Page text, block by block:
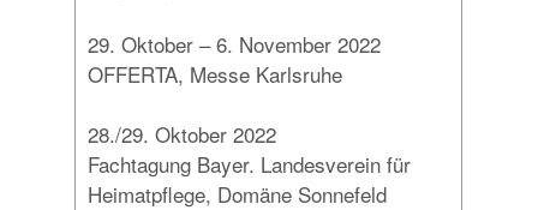
29. Oktober – 6. November 2022
OFFERTA, Messe Karlsruhe
28./29. Oktober 2022
Fachtagung Bayer. Landesverein für
Heimatpflege, Domäne Sonnefeld